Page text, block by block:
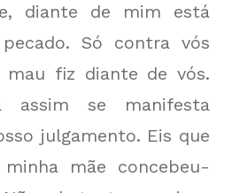
diante de mim está
Só contra vós
mau fiz diante de vós.
assim se manifesta
julgamento. Eis que
mãe concebeu-